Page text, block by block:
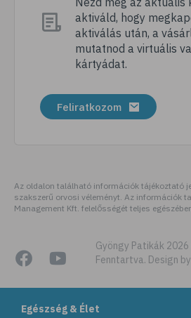
Egészség & Élet
# megfázás
# influenza
# fertőző betegségek
# köhögés
# immunerősítés
# kézmosás
# szépségápolás
# bőrápolás
# izlandi zuzmó
aktiváld, hogy
aktiválás után, a
mutatnod a virtuális
kártyádat.
Feliratkozom
Az oldalon található információk tájékoztató
szakszerű orvosi véleményt. Az információk
Management Kft. felelősségét teljes
Gyöngy Patikák
Fenntartva. Design